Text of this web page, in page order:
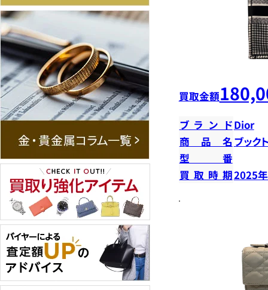
買取金額
ブランドDior
商品名 ブック
型番
買取時期2025